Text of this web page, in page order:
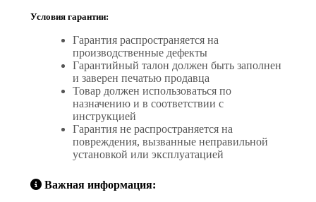
Условия гарантии:
Гарантия распространяется на
производственные дефекты
Гарантийный талон должен быть заполнен
и заверен печатью продавца
Товар должен использоваться по
назначению и в соответствии с
инструкцией
Гарантия не распространяется на
повреждения, вызванные неправильной
установкой или эксплуатацией
Важная информация: